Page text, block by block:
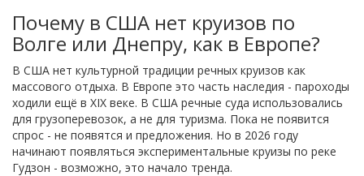
Почему в США нет круизов по
Волге или Днепру, как в Европе?
В США нет культурной традиции речных круизов как
массового отдыха. В Европе это часть наследия - пароходы
ходили ещё в XIX веке. В США речные суда использовались
для грузоперевозок, а не для туризма. Пока не появится
спрос - не появятся и предложения. Но в 2026 году
начинают появляться экспериментальные круизы по реке
Гудзон - возможно, это начало тренда.